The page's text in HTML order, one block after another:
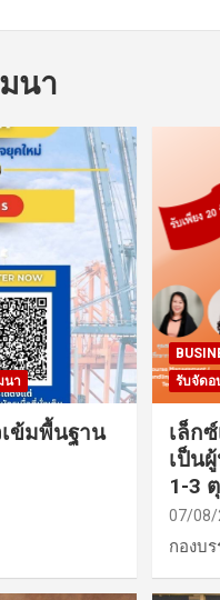
นา
นา
ข้มพื้นฐาน
รับจัดอ
เล็ก
เป็น
1-3
07/08/
กองบร